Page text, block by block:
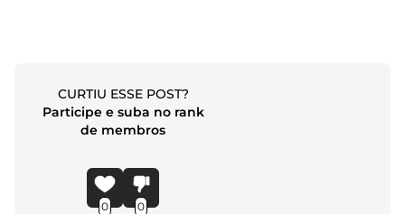
CURTIU ESSE POST?
Participe e suba no rank
de membros
0 0